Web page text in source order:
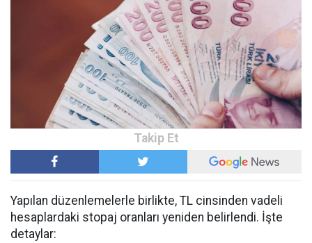
Yapılan düzenlemelerle birlikte, TL cinsinden vadeli
hesaplardaki stopaj oranları yeniden belirlendi. İşte
detaylar: